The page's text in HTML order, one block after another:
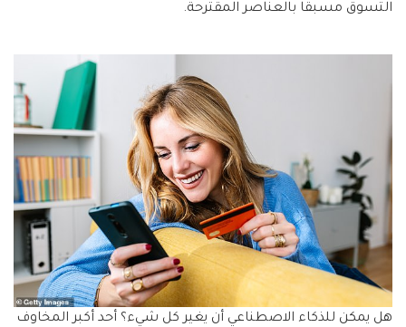
التسوق مسبقًا بالعناصر المقترحة.
هل يمكن للذكاء الاصطناعي أن يغير كل شيء؟ أحد أكبر المخاوف